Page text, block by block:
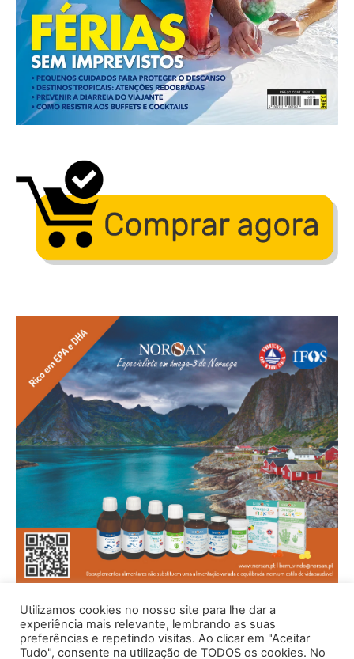
Utilizamos cookies no nosso site para lhe dar a
experiência mais relevante, lembrando as suas
preferências e repetindo visitas. Ao clicar em "Aceitar
Tudo", consente na utilização de TODOS os cookies. No